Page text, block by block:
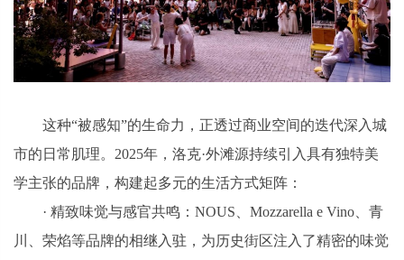
这种“被感知”的生命力，正透过商业空间的迭代深入城
市的日常肌理。2025年，洛克·外滩源持续引入具有独特美
学主张的品牌，构建起多元的生活方式矩阵：
· 精致味觉与感官共鸣：NOUS、Mozzarella e Vino、青
川、荣焰等品牌的相继入驻，为历史街区注入了精密的味觉